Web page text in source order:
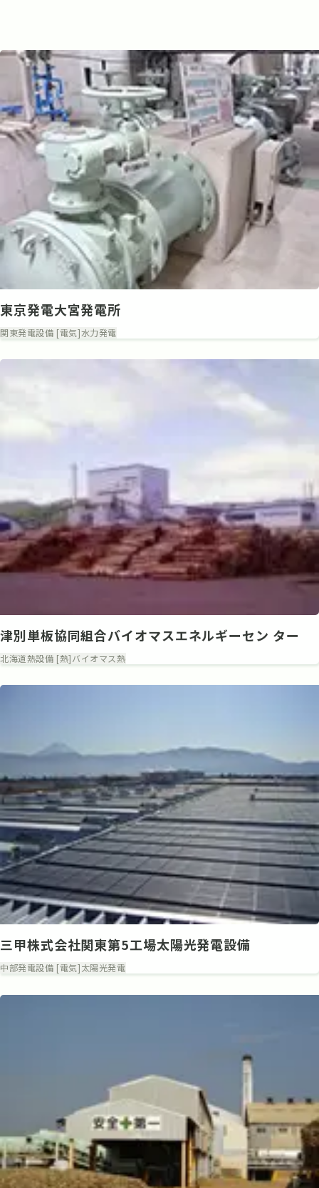
東京発電大宮発電所
関東発電設備 [電気]水力発電
津別単板協同組合バイオマスエネルギーセン ター
北海道熱設備 [熱]バイオマス熱
三甲株式会社関東第5工場太陽光発電設備
中部発電設備 [電気]太陽光発電